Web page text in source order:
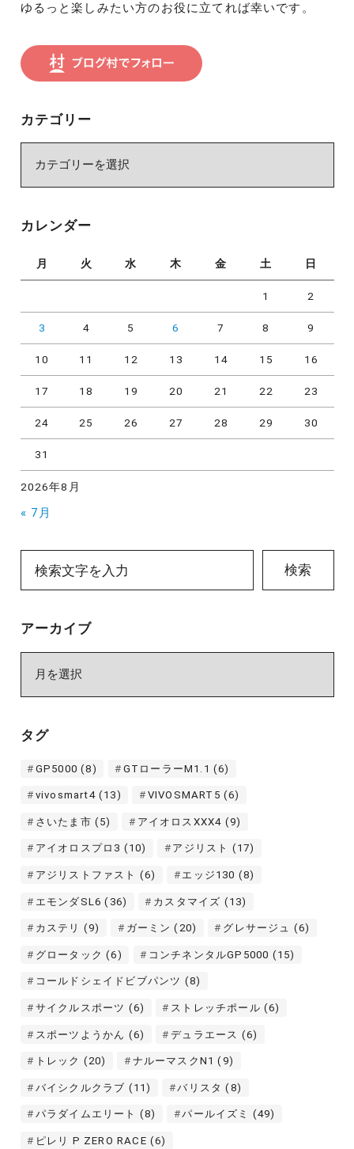
ゆるっと楽しみたい方のお役に立てれば幸いです。
カテゴリー
ー
カレンダー
2026年8月
月 火 水 木 金 土 日
1 2
3 4 5 6 7 8 9
10 11 12 13 14 15 16
17 18 19 20 21 22 23
24 25 26 27 28 29 30
31
« 7月
検索
アーカイブ
ブ
タグ
GP5000 (8) GTローラーM1.1 (6)
vivosmart4(13) VIVOSMART5 (6)
さいたま市 (5) アイオロスXXX4 (9)
アイオロスプロ3 (10) アジリスト (17)
アジリストファスト (6) エッジ130 (8)
エモンダSL6 (36) カスタマイズ (13)
カステリ (9) ガーミン (20) グレサージュ (6)
グロータック (6) コンチネンタルGP5000 (15)
コールドシェイドビブパンツ (8)
サイクルスポーツ (6) ストレッチポール (6)
スポーツようかん (6) デュラエース (6)
トレック (20) ナルーマスクN1 (9)
バイシクルクラブ (11) バリスタ (8)
パラダイムエリート (8) パールイズミ (49)
ピレリ P ZERO RACE (6)